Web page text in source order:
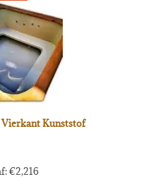
Vierkant Kunststof
€2,216